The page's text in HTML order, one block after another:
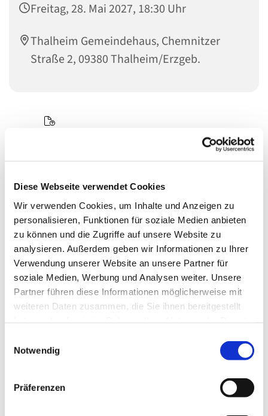
Diese Webseite verwendet Cookies
Wir verwenden Cookies, um Inhalte und Anzeigen zu
personalisieren, Funktionen für soziale Medien anbieten
zu können und die Zugriffe auf unsere Website zu
analysieren. Außerdem geben wir Informationen zu Ihrer
Verwendung unserer Website an unsere Partner für
soziale Medien, Werbung und Analysen weiter. Unsere
Partner führen diese Informationen möglicherweise mit
weiteren Daten zusammen, die Sie ihnen bereitgestellt
Notwendig
Präferenzen
Freitag, 28. Mai 2027, 18:30 Uhr
Thalheim Gemeindehaus, Chemnitzer
Straße 2, 09380 Thalheim/Erzgeb.
Dies könnte Sie auch interessieren